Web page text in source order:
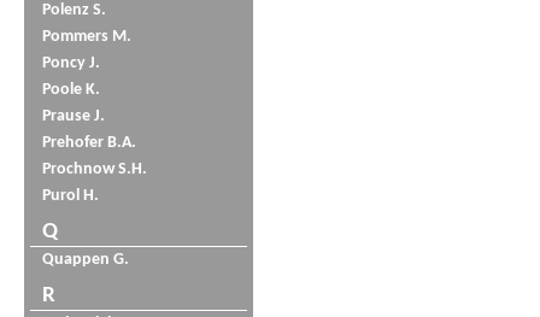
Polenz S.
Pommers M.
Poncy J.
Poole K.
Prause J.
Prehofer B.A.
Prochnow S.H.
Purol H.
Q
Quappen G.
R